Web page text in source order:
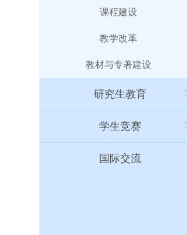
课程建设
教学改革
教材与专著建设
研究生教育
学生竞赛
国际交流